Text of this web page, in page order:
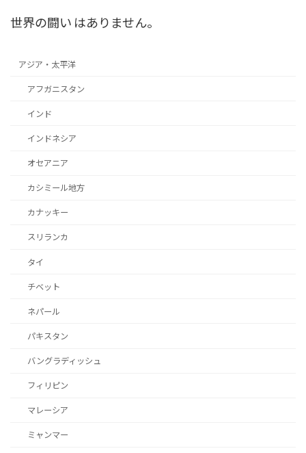
世界の闘い はありません。
アジア・太平洋
アフガニスタン
インド
インドネシア
オセアニア
カシミール地方
カナッキー
スリランカ
タイ
チベット
ネパール
パキスタン
バングラディッシュ
フィリピン
マレーシア
ミャンマー